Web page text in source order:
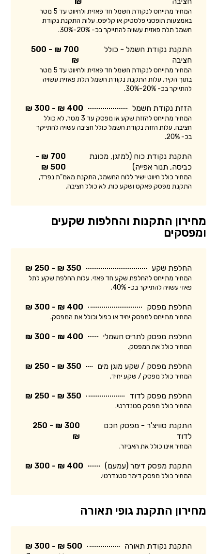
המחיר מתייחס לנקודת חשמל חד פאזית ולחיווט עד 5 מטר
באמצעות תופסני פלסטיק או קליפס. עלות התקנת נקודת
חשמל תלת פאזית עשויה להתייקר בכ- 20%-30%.
התקנת נקודת חשמל - כולל
חציבה
700 ₪ - 500
₪
המחיר מתייחס לנקודת חשמל חד פאזית ולחיווט עד 5 מטר
בתוך הקיר. עלות התקנת נקודת חשמל תלת פאזית עשויה
להתייקר בכ- 20%-30%.
הזזת נקודת חשמל 400 ₪ - 300 ₪
המחיר מתייחס להזזת שקע או מפסק עד 3 מטר, לא כולל
חציבה. עלות הזזת נקודת חשמל כולל חציבה עשויה להתייקר
בכ- 20%.
התקנת נקודת כוח (למזגן, מכונת
כביסה, תנור אפייה)
700 ₪ -
500 ₪
המחיר כולל חיווט ישיר ללוח החשמל, התקנת מאמ"ת נפרד,
התקנת מפסק פאקט ושקע כוח, לא כולל חציבה.
מחירון התקנות והחלפות שקעים
ומפסקים
החלפת שקע 350 ₪ - 250 ₪
המחיר מתייחס להחלפת שקע חד פאזי. עלות החלפת שקע לתל
פאזי עשויה להתייקר בכ- 40%.
החלפת מפסק 400 ₪ - 300 ₪
המחיר מתייחס למפסק יחיד או כפול וכולל את המפסק.
החלפת מפסק לתריס חשמלי 400 ₪ - 300 ₪
המחיר כולל את המפסק.
החלפת מפסק / שקע מוגן מים 350 ₪ - 250 ₪
המחיר כולל מפסק / שקע יחיד.
החלפת מפסק לדוד 350 ₪ - 250 ₪
המחיר כולל מפסק סטנדרטי.
התקנת סוויצ'ר - מפסק חכם
לדוד
300 ₪ - 250
₪
המחיר אינו כולל את האביזר.
התקנת מפסק דימר (עמעם) 400 ₪ - 300 ₪
המחיר כולל מפסק דימר סטנדרטי.
מחירון התקנת גופי תאורה
התקנת נקודת תאורה 500 ₪ - 300 ₪